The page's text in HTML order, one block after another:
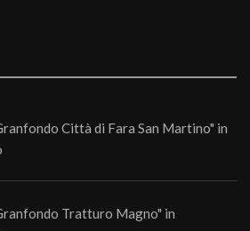
Città di Fara San Martino" in
Tratturo Magno" in